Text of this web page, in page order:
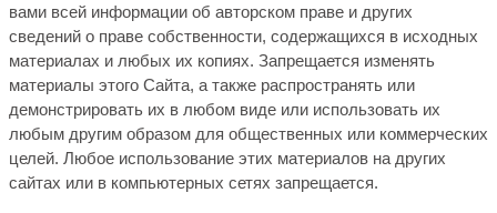
вами всей информации об авторском праве и других
сведений о праве собственности, содержащихся в исходных
материалах и любых их копиях. Запрещается изменять
материалы этого Сайта, а также распространять или
демонстрировать их в любом виде или использовать их
любым другим образом для общественных или коммерческих
целей. Любое использование этих материалов на других
сайтах или в компьютерных сетях запрещается.